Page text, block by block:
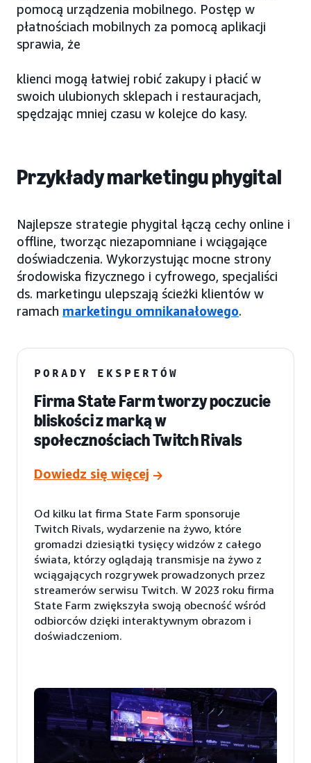
pomocą urządzenia mobilnego. Postęp w
płatnościach mobilnych za pomocą aplikacji
sprawia, że
klienci mogą łatwiej robić zakupy i płacić w
swoich ulubionych sklepach i restauracjach,
spędzając mniej czasu w kolejce do kasy.
Przykłady marketingu phygital
Najlepsze strategie phygital łączą cechy online i
offline, tworząc niezapomniane i wciągające
doświadczenia. Wykorzystując mocne strony
środowiska fizycznego i cyfrowego, specjaliści
ds. marketingu ulepszają ścieżki klientów w
ramach marketingu omnikanałowego.
PORADY EKSPERTÓW
Firma State Farm tworzy poczucie
bliskości z marką w
społecznościach Twitch Rivals
Dowiedz się więcej
Od kilku lat firma State Farm sponsoruje
Twitch Rivals, wydarzenie na żywo, które
gromadzi dziesiątki tysięcy widzów z całego
świata, którzy oglądają transmisje na żywo z
wciągających rozgrywek prowadzonych przez
streamerów serwisu Twitch. W 2023 roku firma
State Farm zwiększyła swoją obecność wśród
odbiorców dzięki interaktywnym obrazom i
doświadczeniom.